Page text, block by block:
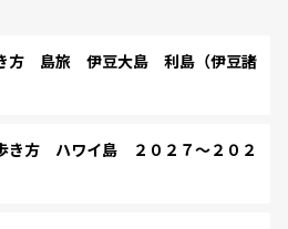
方 島旅 伊豆大島 利島（伊豆諸
き方 ハワイ島 ２０２７～２０２